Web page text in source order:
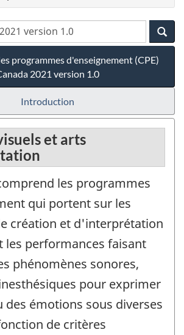
programmes d'enseignement (CPE)
2021 version 1.0
Introduction
et arts
les programmes
qui portent sur les
création et d'interprétation
les performances faisant
phénomènes sonores,
pour exprimer
des émotions sous diverses
de critères